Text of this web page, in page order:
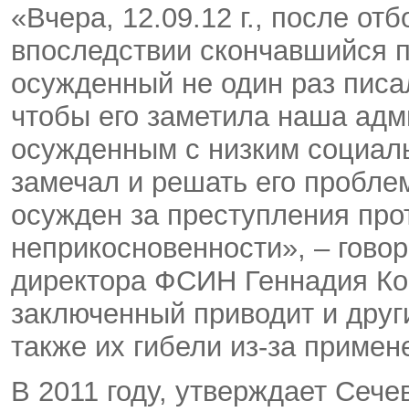
«Вчера, 12.09.12 г., после
впоследствии скончавшийся
осужденный не один раз
чтобы его заметила наша
осужденным с низким
замечал и решать его
осужден за преступления
неприкосновенности», –
директора ФСИН Геннадия
заключенный приводит и
также их гибели из-за
В 2011 году, утверждает